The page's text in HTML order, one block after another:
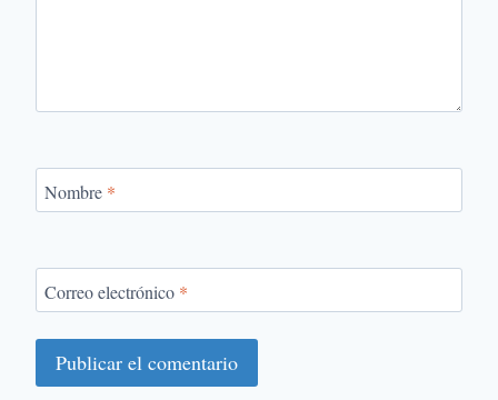
Nombre *
Correo electrónico *